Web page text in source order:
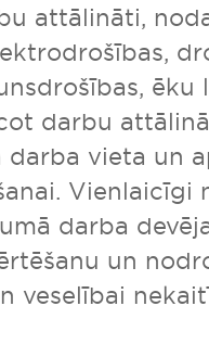
attālināti,
ēku
darbu
darba vieta un
Vienlaicīgi
darba
un
veselībai